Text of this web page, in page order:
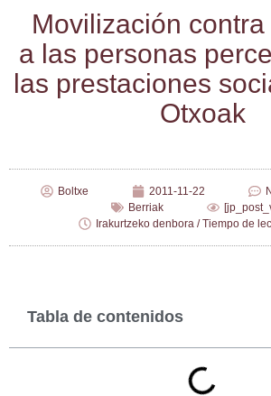
Movi­li­za­ción
a las per­so­nas
las pres­ta­cio­nes
Otxoak
Boltxe 2011-11-22
Berriak
Irakurtzeko denbora / Tiempo de
Tabla de contenidos